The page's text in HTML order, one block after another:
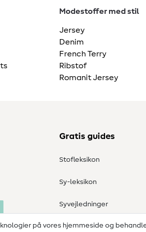
Modestoffer med stil
Jersey
Denim
French Terry
Ribstof
Romanit Jersey
Gratis guides
Stofleksikon
Sy-leksikon
Syvejledninger
på vores hjemmeside og